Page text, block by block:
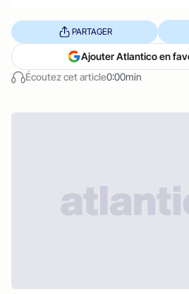
Écoutez cet article0:00min
PARTAGER
Ajouter Atlantico en